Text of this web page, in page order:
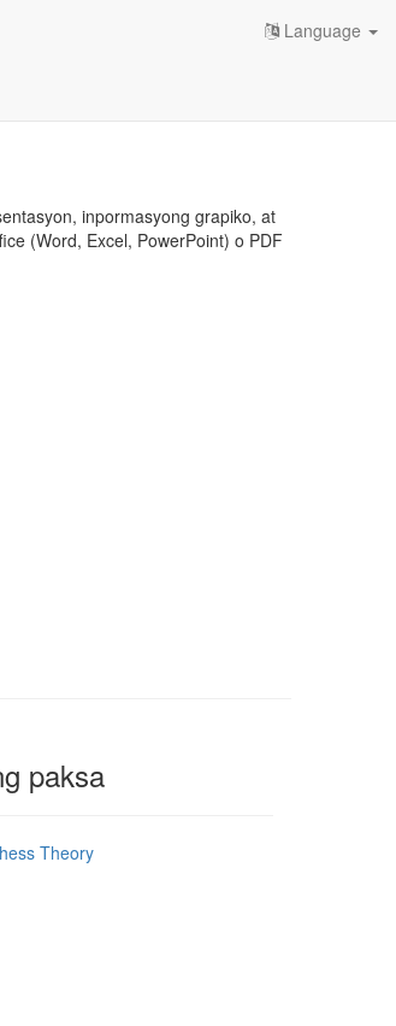
Language
inpormasyong grapiko, at
(Word, Excel, PowerPoint) o PDF
paksa
Theory